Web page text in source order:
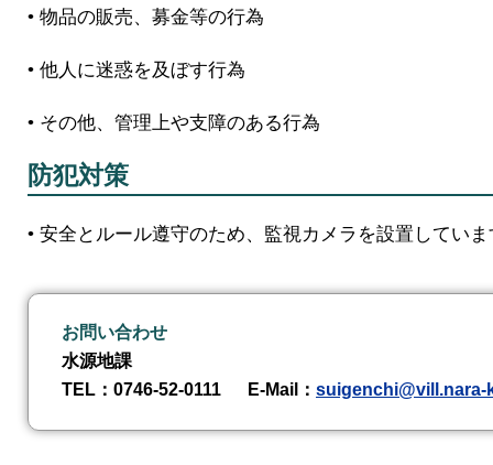
• 物品の販売、募金等の行為
• 他人に迷惑を及ぼす行為
• その他、管理上や支障のある行為
防犯対策
• 安全とルール遵守のため、監視カメラを設置してい
お問い合わせ
水源地課
TEL ：0746-52-0111 E-Mail ： suigenchi@vill.nara-